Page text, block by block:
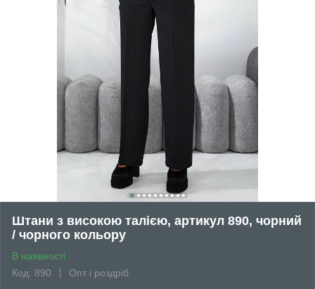
Штани з високою талією, артикул 890, чорний
/ чорного кольору
В наявності
Код: 890
Опт і роздріб